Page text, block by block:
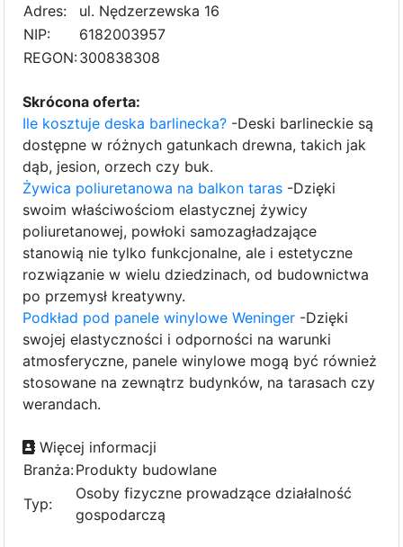
Adres:
ul. Nędzerzewska 16
NIP:
6182003957
REGON:300838308
Skrócona oferta:
Ile kosztuje deska barlinecka? -Deski barlineckie są
dostępne w różnych gatunkach drewna, takich jak
dąb, jesion, orzech czy buk.
Żywica poliuretanowa na balkon taras -Dzięki
swoim właściwościom elastycznej żywicy
poliuretanowej, powłoki samozagładzające
stanowią nie tylko funkcjonalne, ale i estetyczne
rozwiązanie w wielu dziedzinach, od budownictwa
po przemysł kreatywny.
Podkład pod panele winylowe Weninger -Dzięki
swojej elastyczności i odporności na warunki
atmosferyczne, panele winylowe mogą być również
stosowane na zewnątrz budynków, na tarasach czy
werandach.
Więcej informacji
Branża:Produkty budowlane
Typ:
Osoby fizyczne prowadzące działalność
gospodarczą